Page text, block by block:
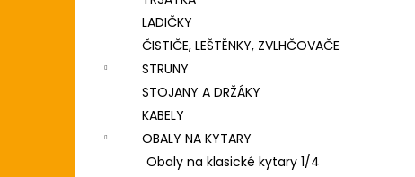
LADIČKY
ČISTIČE, LEŠTĚNKY, ZVLHČOVAČE
STRUNY
STOJANY A DRŽÁKY
KABELY
OBALY NA KYTARY
Obaly na klasické kytary 1/4
8 690 Kč